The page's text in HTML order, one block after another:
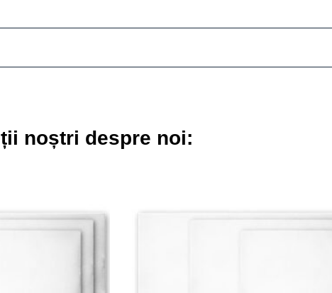
noștri despre noi: